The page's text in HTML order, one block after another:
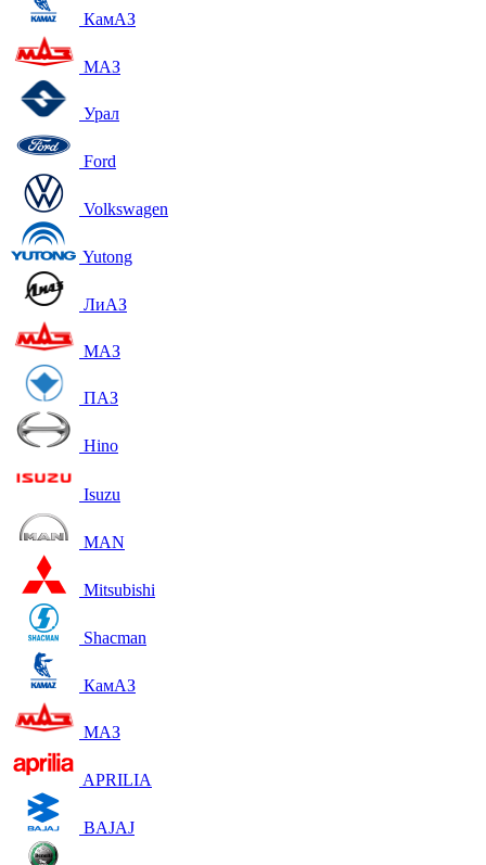
КамАЗ
МАЗ
Урал
Ford
Volkswagen
Yutong
ЛиАЗ
МАЗ
ПАЗ
Hino
Isuzu
MAN
Mitsubishi
Shacman
КамАЗ
МАЗ
APRILIA
BAJAJ